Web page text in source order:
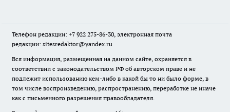
Телефон редакции: +7 922 275-86-30, электронная почта
редакции: sitesredaktor@yandex.ru
Вся информация, размещенная на данном сайте, охраняется в
соответствии с законодательством РФ об авторском праве и не
подлежит использованию кем-либо в какой бы то ни было форме, в
том числе воспроизведению, распространению, переработке не иначе
как с письменного разрешения правообладателя.